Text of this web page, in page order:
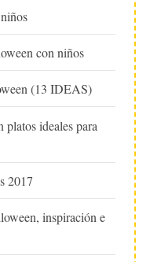
con niños
(13 IDEAS)
ideales para
2017
inspiración e